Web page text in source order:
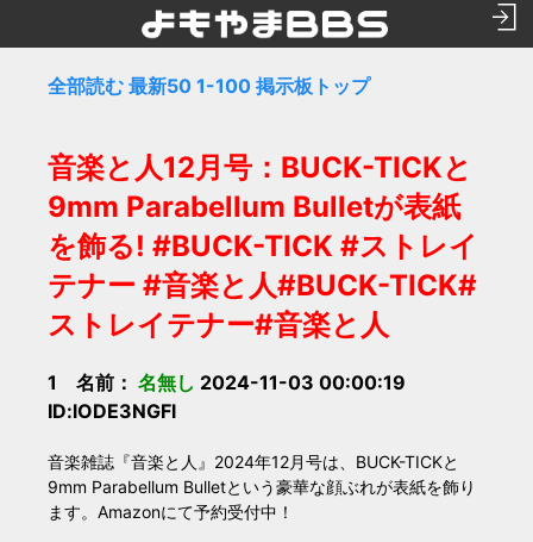
全部読む 最新50 1-100 掲示板トップ
音楽と人12月号：BUCK-TICKと
9mm Parabellum Bulletが表紙
を飾る! #BUCK-TICK #ストレイ
テナー #音楽と人#BUCK-TICK#
ストレイテナー#音楽と人
1 名前： 名無し 2024-11-03 00:00:19
ID:lODE3NGFl
音楽雑誌『音楽と人』2024年12月号は、BUCK-TICKと
9mm Parabellum Bulletという豪華な顔ぶれが表紙を飾り
ます。Amazonにて予約受付中！